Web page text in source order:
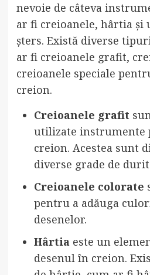
nevoie de câteva
ar fi creioanele, hârtia și
șters. Există diverse
ar fi creioanele grafit,
creioanele speciale
creion.
Creioanele grafit
utilizate instrumente
creion. Acestea sunt
diverse grade de
Creioanele colorate
pentru a adăuga
desenelor.
Hârtiaeste un
desenul în creion.